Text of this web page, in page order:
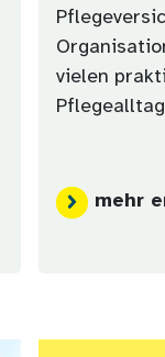
vielen
mehr